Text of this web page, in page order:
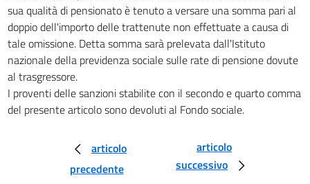
DI LAVORATORI
31
32
33
TITOLO IV
DISPOSIZIONI VARIE
34
sua qualità di pensionato è tenuto a versare una somma pari al
doppio dell'importo delle trattenute non effettuate a causa di
tale omissione. Detta somma sarà prelevata dall'Istituto
nazionale della previdenza sociale sulle rate di pensione dovute
al trasgressore.
I proventi delle sanzioni stabilite con il secondo e quarto comma
del presente articolo sono devoluti al Fondo sociale.
articolo
precedente
articolo
successivo